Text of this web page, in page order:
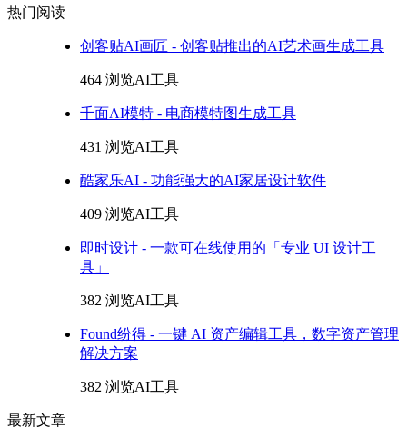
热门阅读
创客贴AI画匠 - 创客贴推出的AI艺术画生成工具
464 浏览AI工具
千面AI模特 - 电商模特图生成工具
431 浏览AI工具
酷家乐AI - 功能强大的AI家居设计软件
409 浏览AI工具
即时设计 - 一款可在线使用的「专业 UI 设计工
具」
382 浏览AI工具
Found纷得 - 一键 AI 资产编辑工具，数字资产管理
解决方案
382 浏览AI工具
最新文章